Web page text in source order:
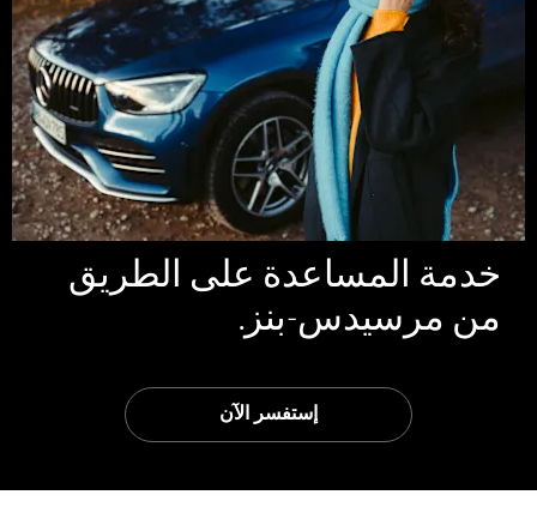
خدمة المساعدة على الطريق
من مرسيدس-بنز.
إستفسر الآن